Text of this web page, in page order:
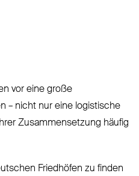
vor eine große
– nicht nur eine logistische
Zusammensetzung häufig
Friedhöfen zu finden